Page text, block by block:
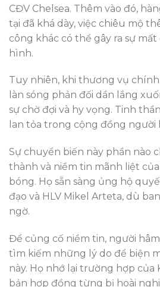
CĐV Chelsea. Thêm vào đó,
tại đã khá dày, việc chiêu mộ
công khác có thể gây ra sự
hình.
Tuy nhiên, khi thương vụ
làn sóng phản đối dần lắng
sự chờ đợi và hy vọng. Tinh
lan tỏa trong cộng đồng người
Sự chuyển biến này phần nào
thành và niềm tin mãnh liệt
bóng. Họ sẵn sàng ủng hộ
đạo và HLV Mikel Arteta, dù
ngờ.
Để củng cố niềm tin, người
tìm kiếm những lý do để biện
này. Họ nhớ lại trường hợp của
bản hợp đồng từng bị hoài